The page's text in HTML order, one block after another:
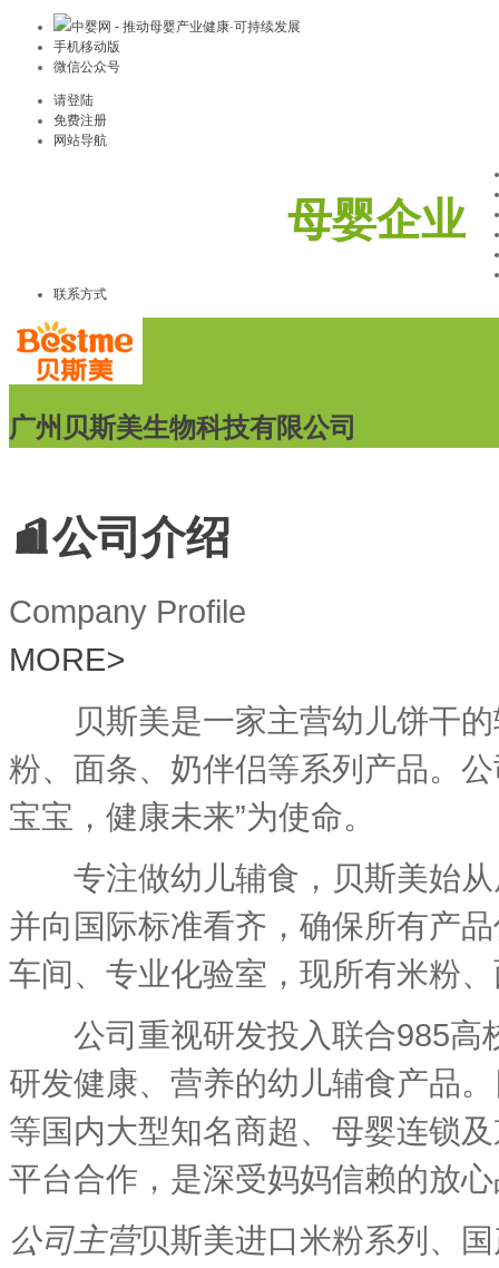
中婴网 - 推动母婴产业健康·可持续发展
手机移动版
微信公众号
请登陆
免费注册
网站导航
母婴企业
联系方式
广州贝斯美生物科技有限公司
公司介绍
Company Profile
MORE>
贝斯美是一家主营幼儿饼干的
粉、面条、奶伴侣等系列产品。
宝宝，健康未来”为使命。
专注做幼儿辅食，贝斯美始从
并向国际标准看齐，确保所有产
车间、专业化验室，现所有米粉
公司重视研发投入联合985高
研发健康、营养的幼儿辅食产品
等国内大型知名商超、母婴连锁
平台合作，是深受妈妈信赖的放
公司主营贝斯美进口米粉系列、